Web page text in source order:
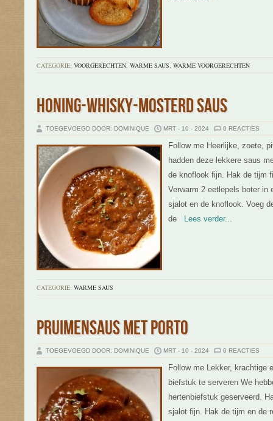
CATEGORIE: VOORGERECHTEN, WARME SAUS, WARME VOORGERECHTEN
HONING-WHISKY-MOSTERD SAUS
TOEGEVOEGD DOOR: DOMINIQUE MRT - 10 - 2024 0 REACTIES
Follow me Heerlijke, zoete,
hadden deze lekkere saus
de knoflook fijn. Hak de tijm
Verwarm 2 eetlepels boter in
sjalot en de knoflook. Voeg
de Lees verder...
CATEGORIE: WARME SAUS
PRUIMENSAUS MET PORTO
TOEGEVOEGD DOOR: DOMINIQUE MRT - 10 - 2024 0 REACTIES
Follow me Lekker, krachtige
biefstuk te serveren We
hertenbiefstuk geserveerd.
sjalot fijn. Hak de tijm en de